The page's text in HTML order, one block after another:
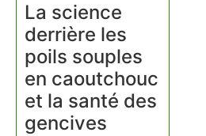
La science
derrière les
poils souples
en caoutchouc
et la santé des
gencives